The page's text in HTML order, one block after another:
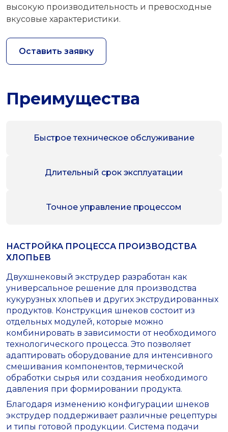
высокую производительность и превосходные
вкусовые характеристики.
Оставить заявку
Преимущества
Быстрое техническое обслуживание
Длительный срок эксплуатации
Точное управление процессом
НАСТРОЙКА ПРОЦЕССА ПРОИЗВОДСТВА
ХЛОПЬЕВ
Двухшнековый экструдер разработан как
универсальное решение для производства
кукурузных хлопьев и других экструдированных
продуктов. Конструкция шнеков состоит из
отдельных модулей, которые можно
комбинировать в зависимости от необходимого
технологического процесса. Это позволяет
адаптировать оборудование для интенсивного
смешивания компонентов, термической
обработки сырья или создания необходимого
давления при формировании продукта.
Благодаря изменению конфигурации шнеков
экструдер поддерживает различные рецептуры
и типы готовой продукции. Система подачи